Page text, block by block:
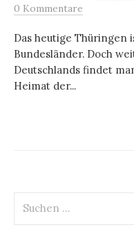
0 Kommentare
Das heutige Thüringen
Bundesländer. Doch
Deutschlands findet
Heimat der...
nach: